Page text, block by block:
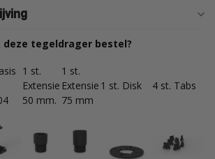
tegeldrager bestel?
1 st.
Extensie
50 mm.
1 st.
Extensie
75 mm
1 st. Disk 4 st. Tabs